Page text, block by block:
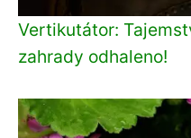
Vertikutátor:
zahrady odhaleno!